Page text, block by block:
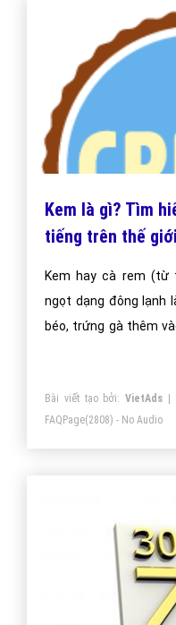
Kem là gì? Tìm
tiếng trên thế
Kem hay cà rem (từ
ngọt dạng đông lạnh
béo, trứng gà thêm
Bài viết tạo bởi:VietAds |
FAQPage(2808) - No Audio